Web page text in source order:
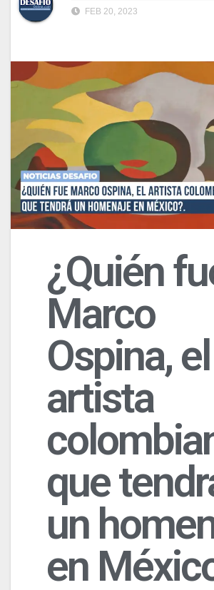
FEB 20, 2023
¿Quién
Marco
Ospina, el
artista
que
un
en